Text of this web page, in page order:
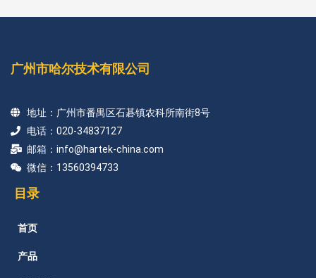
广州市哈尔技术有限公司
地址：广州市番禺区石碁镇农科所南街8号
电话：020-34837127
邮箱：info@hartek-china.com
微信：13560394733
目录
首页
产品